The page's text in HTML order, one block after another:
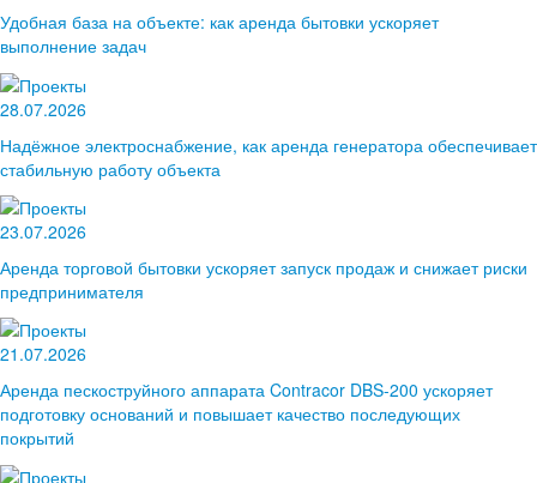
Удобная база на объекте: как аренда бытовки ускоряет
выполнение задач
28.07.2026
Надёжное электроснабжение, как аренда генератора обеспечивает
стабильную работу объекта
23.07.2026
Аренда торговой бытовки ускоряет запуск продаж и снижает риски
предпринимателя
21.07.2026
Аренда пескоструйного аппарата Contracor DBS-200 ускоряет
подготовку оснований и повышает качество последующих
покрытий